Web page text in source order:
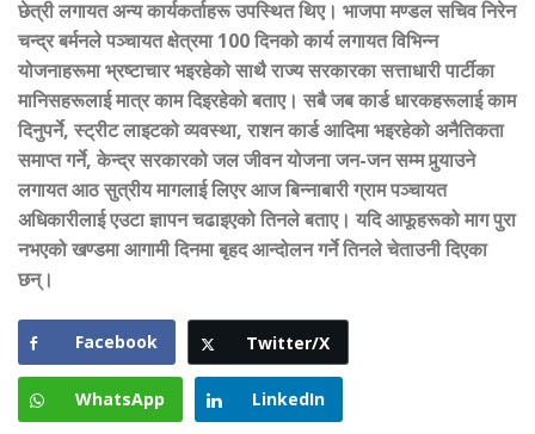
छेत्री लगायत अन्य कार्यकर्ताहरू उपस्थित थिए। भाजपा मण्डल सचिव निरेन
चन्द्र बर्मनले पञ्चायत क्षेत्रमा 100 दिनको कार्य लगायत विभिन्न
योजनाहरूमा भ्रष्टाचार भइरहेको साथै राज्य सरकारका सत्ताधारी पार्टीका
मानिसहरूलाई मात्र काम दिइरहेको बताए। सबै जब कार्ड धारकहरूलाई काम
दिनुपर्ने, स्ट्रीट लाइटको व्यवस्था, राशन कार्ड आदिमा भइरहेको अनैतिकता
समाप्त गर्ने, केन्द्र सरकारको जल जीवन योजना जन-जन सम्म पुर्‍याउने
लगायत आठ सुत्रीय मागलाई लिएर आज बिन्नाबारी ग्राम पञ्चायत
अधिकारीलाई एउटा ज्ञापन चढाइएको तिनले बताए। यदि आफूहरूको माग पुरा
नभएको खण्डमा आगामी दिनमा बृहद आन्दोलन गर्ने तिनले चेताउनी दिएका
छन्।
Facebook Twitter/X
WhatsApp LinkedIn